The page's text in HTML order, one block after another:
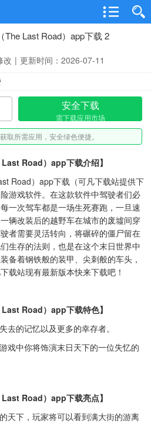
The Last Road）app下载 2
改 | 更新时间：2026-07-11
安全下载
需下载应用市场
取所需应用，安全绿色便捷。
Road）app下载介绍】
Road）app下载（可凡下载站提供下
游戏软件。在这款软件中驾驶者们必
一次驾车都是一场生死赛跑，一旦速
辆改装后的越野车在城市的废墟间穿
者需要灵活转向，将碾碎的僵尸留在
生存的法则，也是在这个末日世界中
备着钢铁般的装甲、尖刺般的车头，
载站现有最新版本快来下载吧！
Road）app下载特色】
的记忆以及更多的幸存者。
中你将饰演末日天下的一位失忆的
Road）app下载亮点】
下，玩家将可以看到满大街的游离